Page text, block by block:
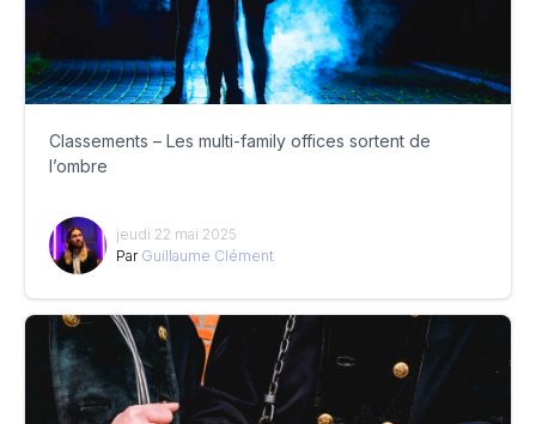
Classements – Les multi-family offices sortent de
l’ombre
jeudi 22 mai 2025
Par Guillaume Clément